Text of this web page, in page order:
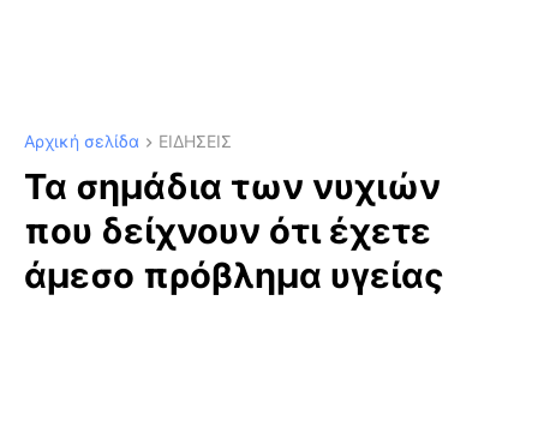
Αρχική σελίδα ΕΙΔΗΣΕΙΣ
Τα σημάδια των νυχιών
που δείχνουν ότι έχετε
άμεσο πρόβλημα υγείας